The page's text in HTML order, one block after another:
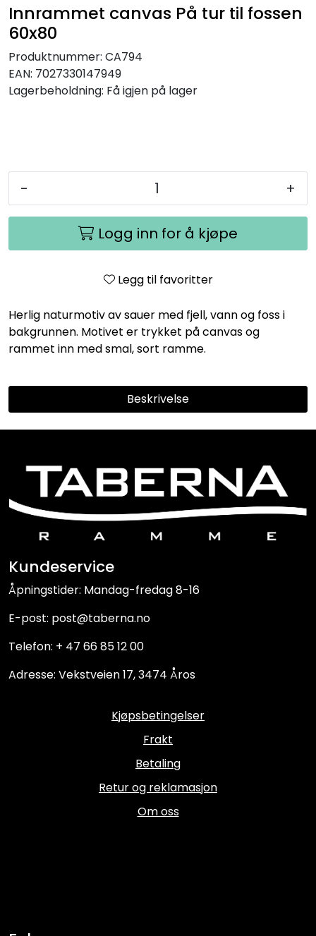
Innrammet canvas På tur til fossen
60x80
Produktnummer: CA794
EAN: 7027330147949
Lagerbeholdning: Få igjen på lager
- +
Logg inn for å kjøpe
Legg til favoritter
Herlig naturmotiv av sauer med fjell, vann og foss i
bakgrunnen. Motivet er trykket på canvas og
rammet inn med smal, sort ramme.
Beskrivelse
Kundeservice
Åpningstider: Mandag-fredag 8-16
E-post: post@taberna.no
Telefon: + 47 66 85 12 00
Adresse: Vekstveien 17, 3474 Åros
Kjøpsbetingelser
Frakt
Betaling
Retur og reklamasjon
Om oss